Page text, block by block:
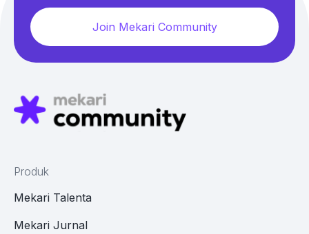
Join Mekari Community
Produk
Mekari Talenta
Mekari Jurnal